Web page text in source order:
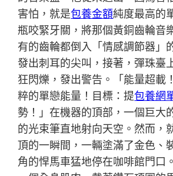
害怕，就是包養金額純度最高的
瓶咬緊牙關，將那個黃銅齒輪音
有的齒輪都倒入「情感調節器」
發出刺耳的尖叫，接著，彈珠臺
狂閃爍，發出警告。「能量超載
粹的單戀能量！目標：提包養網
勢！」在機器的頂部，一個巨大
的光束筆直地射向天空。然而，
頂的一瞬間，一輛塗滿了金色、
角的悍馬車猛地停在咖啡館門口